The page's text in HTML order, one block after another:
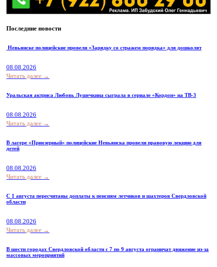
Последние новости
Невьянске полицейские провели «Зарядку со стражем порядка» для дошколят
08.08.2026
Читать далее →
Уральская актриса Любовь Лушечкина сыграла в сериале «Кордон» на ТВ-3
08.08.2026
Читать далее →
В лагере «Приозерный» полицейские Невьянска провели правовую лекцию для
детей
08.08.2026
Читать далее →
С 1 августа пересчитаны доплаты к пенсиям летчиков и шахтеров Свердловской
области
08.08.2026
Читать далее →
В шести городах Свердловской области с 7 по 9 августа ограничат движение из-за
массовых мероприятий